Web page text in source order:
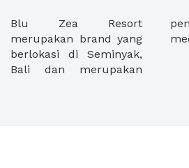
Blu Zea Resort
merupakan brand yang
berlokasi di Seminyak,
Bali dan merupakan
penyedia ruangan